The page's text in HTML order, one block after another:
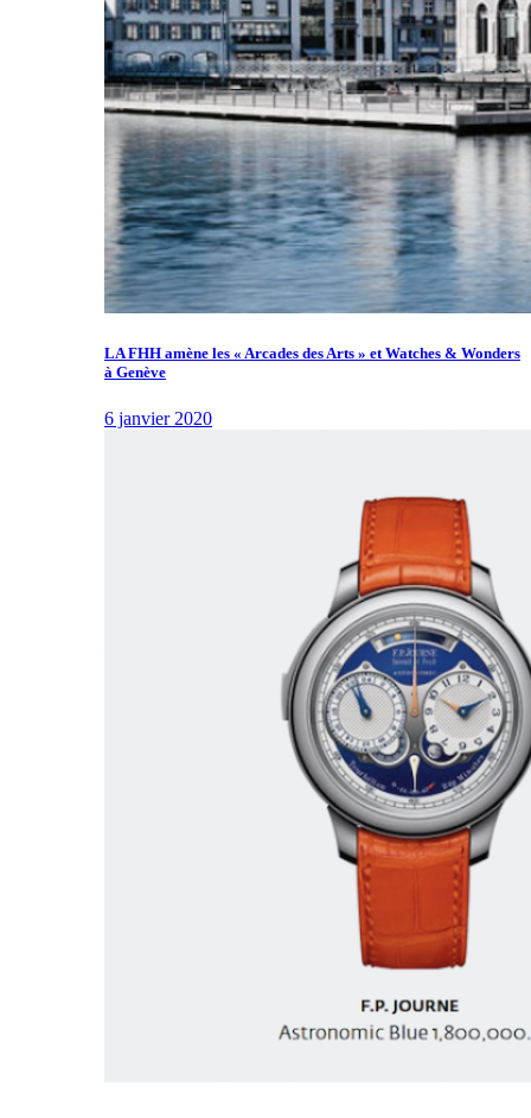
LA FHH amène les « Arcades des Arts » et Watches & Wonders
à Genève
6 janvier 2020